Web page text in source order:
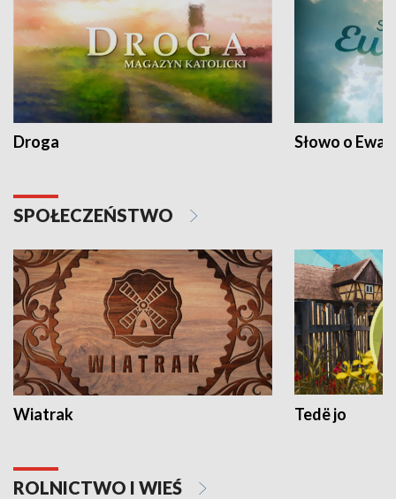
Droga Słowo o
SPOŁECZEŃSTWO
Wiatrak Tedë jo
ROLNICTWO I WIEŚ